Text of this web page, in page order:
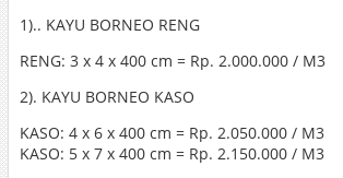
1).. KAYU BORNEO RENG
RENG: 3 x 4 x 400 cm = Rp. 2.000.000 / M3
2). KAYU BORNEO KASO
KASO: 4 x 6 x 400 cm = Rp. 2.050.000 / M3
KASO: 5 x 7 x 400 cm = Rp. 2.150.000 / M3